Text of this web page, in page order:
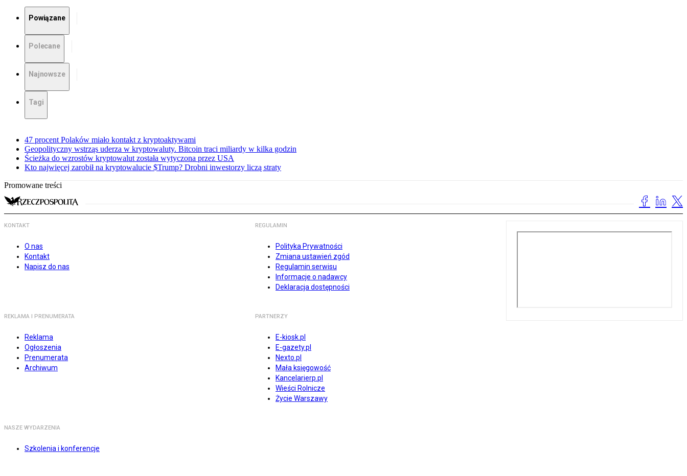
Powiązane
Polecane
Najnowsze
Tagi
47 procent Polaków miało kontakt z kryptoaktywami
Geopolityczny wstrząs uderza w kryptowaluty. Bitcoin traci miliardy w kilka godzin
Ścieżka do wzrostów kryptowalut została wytyczona przez USA
Kto najwięcej zarobił na kryptowalucie $Trump? Drobni inwestorzy liczą straty
Promowane treści
KONTAKT
O nas
Kontakt
Napisz do nas
REGULAMIN
Polityka Prywatności
Zmiana ustawień zgód
Regulamin serwisu
Informacje o nadawcy
Deklaracja dostępności
REKLAMA I PRENUMERATA
Reklama
Ogłoszenia
Prenumerata
Archiwum
PARTNERZY
E-kiosk.pl
E-gazety.pl
Nexto.pl
Mała księgowość
Kancelarierp.pl
Wieści Rolnicze
Życie Warszawy
NASZE WYDARZENIA
Szkolenia i konferencje